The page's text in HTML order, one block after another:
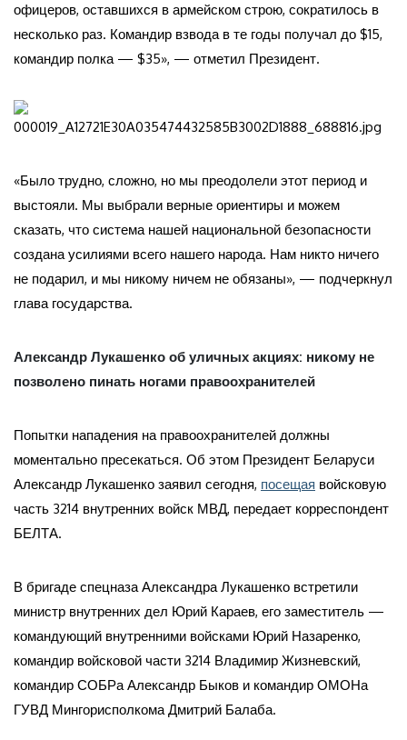
офицеров, оставшихся в армейском строю, сократилось в
несколько раз. Командир взвода в те годы получал до $15,
командир полка — $35», — отметил Президент.
«Было трудно, сложно, но мы преодолели этот период и
выстояли. Мы выбрали верные ориентиры и можем
сказать, что система нашей национальной безопасности
создана усилиями всего нашего народа. Нам никто ничего
не подарил, и мы никому ничем не обязаны», — подчеркнул
глава государства.
Александр Лукашенко об уличных акциях: никому не
позволено пинать ногами правоохранителей
Попытки нападения на правоохранителей должны
моментально пресекаться. Об этом Президент Беларуси
Александр Лукашенко заявил сегодня, посещая войсковую
часть 3214 внутренних войск МВД, передает корреспондент
БЕЛТА.
В бригаде спецназа Александра Лукашенко встретили
министр внутренних дел Юрий Караев, его заместитель —
командующий внутренними войсками Юрий Назаренко,
командир войсковой части 3214 Владимир Жизневский,
командир СОБРа Александр Быков и командир ОМОНа
ГУВД Мингорисполкома Дмитрий Балаба.